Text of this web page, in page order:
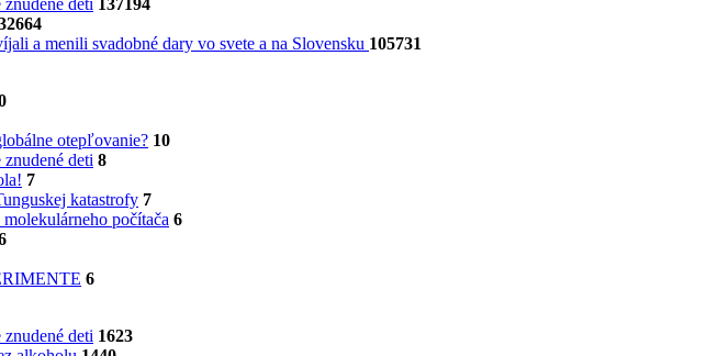
deti 137194
a menili svadobné dary vo svete a na Slovensku 105731
otepľovanie? 10
deti 8
7
katastrofy 7
počítača 6
6
deti 1623